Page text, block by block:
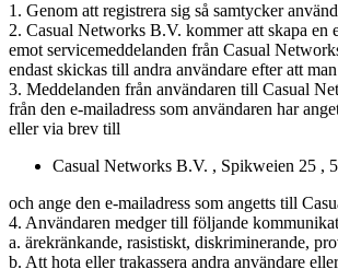
1. Genom att registrera sig så samtycker
2. Casual Networks B.V. kommer att skapa en
emot servicemeddelanden från Casual
endast skickas till andra användare efter att
3. Meddelanden från användaren till Casual
från den e-mailadress som användaren har
eller via brev till
Casual Networks B.V. , Spikweien 25 ,
och ange den e-mailadress som angetts till
4. Användaren medger till följande
a. ärekränkande, rasistiskt, diskriminerande,
b. Att hota eller trakassera andra användare